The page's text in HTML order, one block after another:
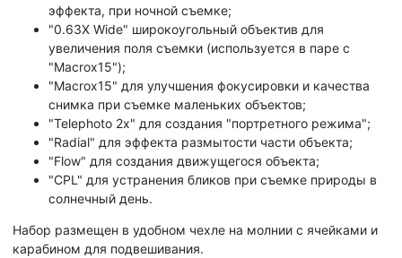
эффекта, при ночной съемке;
"0.63X Wide" широкоугольный объектив для
увеличения поля съемки (используется в паре с
"Macrox15");
"Macrox15" для улучшения фокусировки и качества
снимка при съемке маленьких объектов;
"Telephoto 2x" для создания "портретного режима";
"Radial" для эффекта размытости части объекта;
"Flow" для создания движущегося объекта;
"CPL" для устранения бликов при съемке природы в
солнечный день.
Набор размещен в удобном чехле на молнии с ячейками и
карабином для подвешивания.